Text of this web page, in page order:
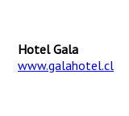
Hotel Gala
www.galahotel.cl